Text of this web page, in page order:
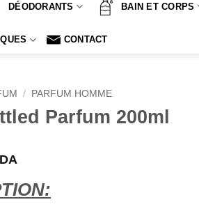
DÉODORANTS BAIN ET CORPS
CONTACT
/ PARFUM HOMME
Parfum 200ml
DA